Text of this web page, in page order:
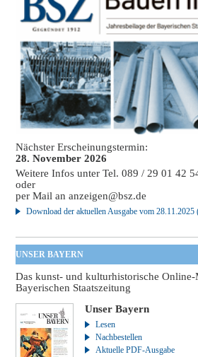
Nächster Erscheinungstermin:
28. November 2026
Weitere Infos unter Tel. 089 / 29 01 42
oder
per Mail ananzeigen@bsz.de
Download der aktuellen Ausgabe vom
UNSER BAYERN
Das kunst- und kulturhistorische Online-
Bayerischen Staatszeitung
Unser Bayern
Lesen
Nachbestellen
Aktuelle PDF-Ausgabe